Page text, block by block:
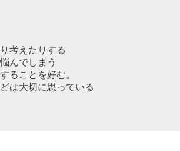
考えたりする
んでしまう
ることを好む。
は大切に思っている